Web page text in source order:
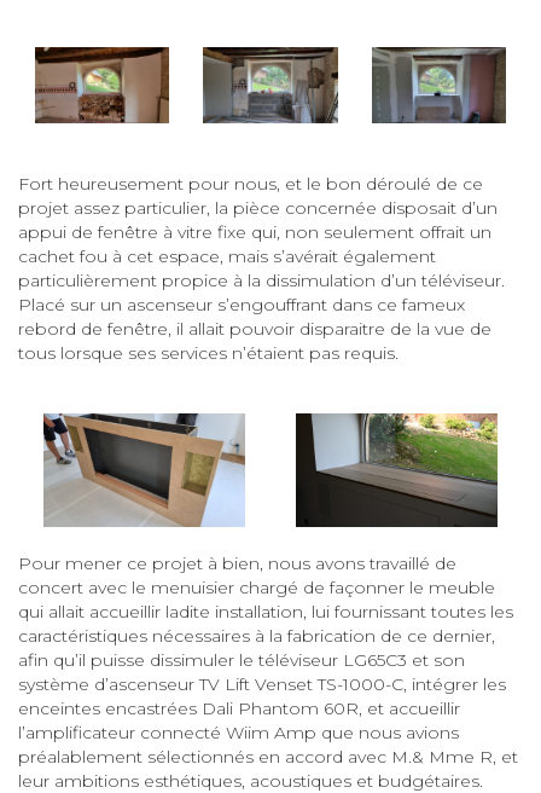
Fort heureusement pour nous, et le bon déroulé de ce
projet assez particulier, la pièce concernée disposait d’un
appui de fenêtre à vitre fixe qui, non seulement offrait un
cachet fou à cet espace, mais s’avérait également
particulièrement propice à la dissimulation d’un téléviseur.
Placé sur un ascenseur s’engouffrant dans ce fameux
rebord de fenêtre, il allait pouvoir disparaitre de la vue de
tous lorsque ses services n’étaient pas requis.
Pour mener ce projet à bien, nous avons travaillé de
concert avec le menuisier chargé de façonner le meuble
qui allait accueillir ladite installation, lui fournissant toutes les
caractéristiques nécessaires à la fabrication de ce dernier,
afin qu’il puisse dissimuler le téléviseur LG65C3 et son
système d’ascenseur TV Lift Venset TS-1000-C, intégrer les
enceintes encastrées Dali Phantom 60R, et accueillir
l’amplificateur connecté Wiim Amp que nous avions
préalablement sélectionnés en accord avec M.& Mme R, et
leur ambitions esthétiques, acoustiques et budgétaires.